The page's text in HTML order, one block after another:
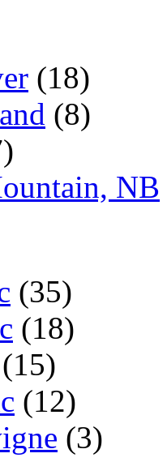
(18)
(8)
NB
(35)
(18)
(15)
(12)
(3)